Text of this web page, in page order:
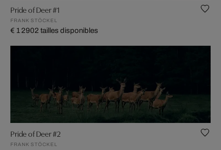
Pride of Deer #1
FRANK STÖCKEL
€ 1 2902 tailles disponibles
Pride of Deer #2
FRANK STÖCKEL